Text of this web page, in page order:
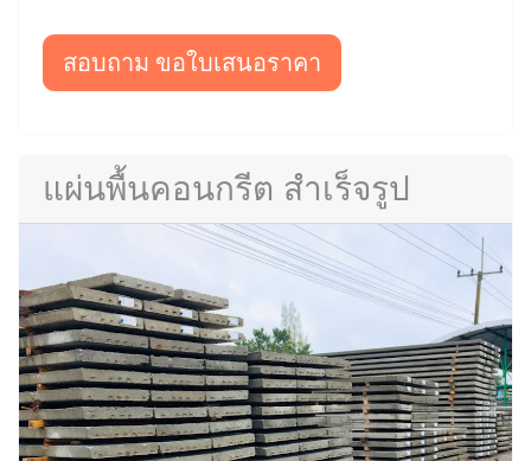
สอบถาม ขอใบเสนอราคา
แผ่นพื้นคอนกรีต สำเร็จรูป